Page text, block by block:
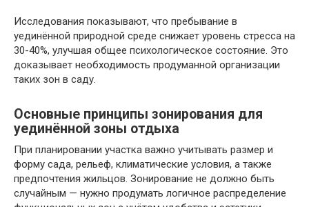
Исследования показывают, что пребывание в
уединённой природной среде снижает уровень стресса на
30-40%, улучшая общее психологическое состояние. Это
доказывает необходимость продуманной организации
таких зон в саду.
Основные принципы зонирования для
уединённой зоны отдыха
При планировании участка важно учитывать размер и
форму сада, рельеф, климатические условия, а также
предпочтения жильцов. Зонирование не должно быть
случайным — нужно продумать логичное распределение